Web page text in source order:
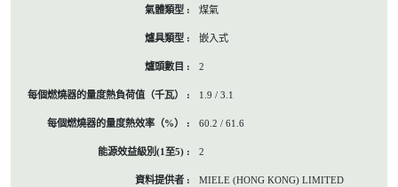
煤氣
嵌入式
2
1.9 / 3.1
60.2 / 61.6
2
MIELE (HONG KONG) LIMITED